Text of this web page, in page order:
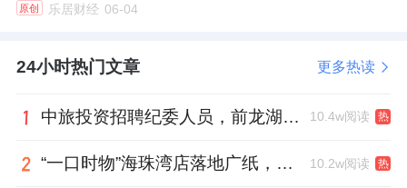
原创 乐居财经 06-04
24小时热门文章 更多热读
中旅投资招聘纪委人员，前龙湖副总裁胡若翔掌舵 10.4w阅读 热
“一口时物”海珠湾店落地广纸，越秀地产以“新鲜现制”商业新场景打造社区高品质生活 10.2w阅读 热